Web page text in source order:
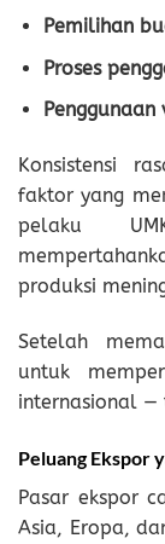
Pemilihan
Proses
Konsistensi
faktor yang
pelaku
produksi
Setelah
untuk
internasional —
Peluang Ekspor
Pasar ekspor
Asia, Eropa,